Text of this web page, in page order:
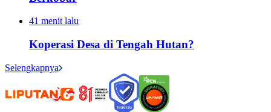
41 menit lalu
Koperasi Desa di Tengah Hutan?
Selengkapnya